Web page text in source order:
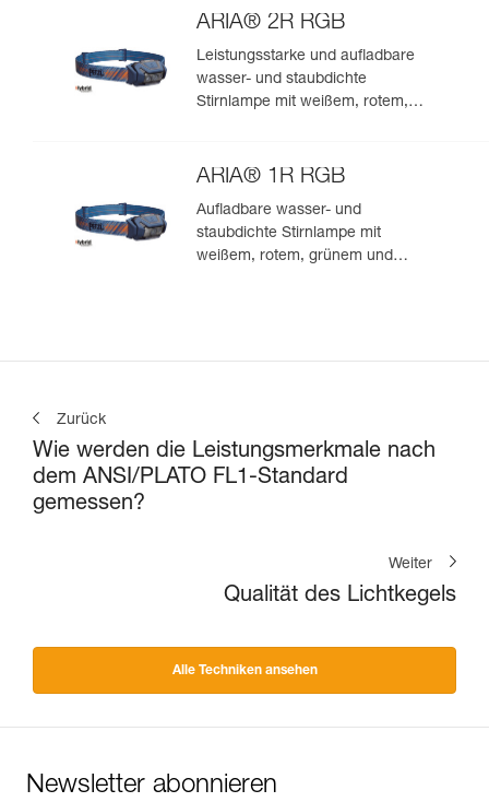
ARIA® 2R RGB
Leistungsstarke und aufladbare
wasser- und staubdichte
Stirnlampe mit weißem, rotem,
ARIA® 1R RGB
Aufladbare wasser- und
staubdichte Stirnlampe mit
weißem, rotem, grünem und
Zurück
Wie werden die Leistungsmerkmale nach
dem ANSI/PLATO FL1-Standard
gemessen?
Weiter
Qualität des Lichtkegels
Alle Techniken ansehen
Newsletter abonnieren